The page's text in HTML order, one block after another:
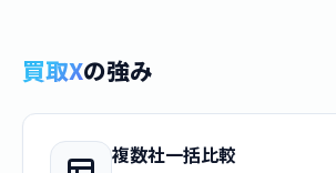
買取Xの強み
複数社一括比較